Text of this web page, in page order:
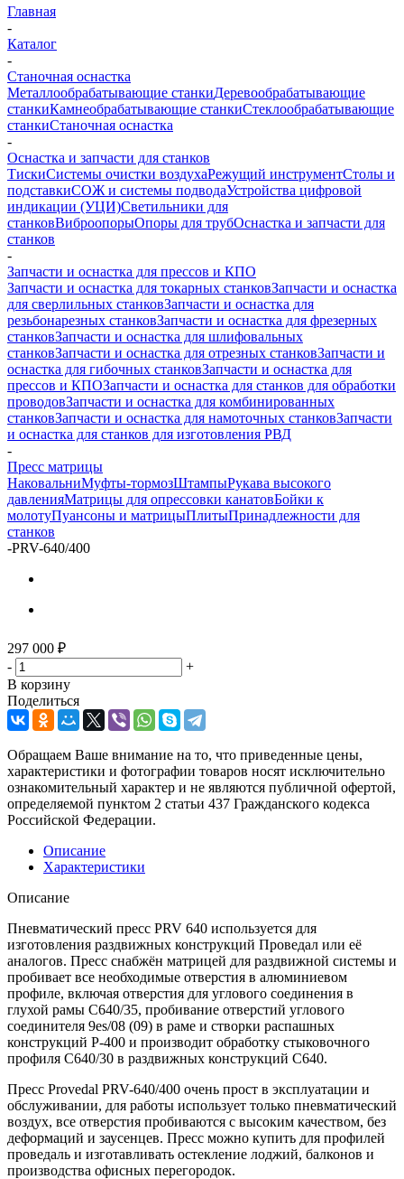
Главная
-
Каталог
-
Станочная оснастка
Металлообрабатывающие станкиДеревообрабатывающие
станкиКамнеобрабатывающие станкиСтеклообрабатывающие
станкиСтаночная оснастка
-
Оснастка и запчасти для станков
ТискиСистемы очистки воздухаРежущий инструментСтолы и
подставкиСОЖ и системы подводаУстройства цифровой
индикации (УЦИ)Светильники для
станковВиброопорыОпоры для трубОснастка и запчасти для
станков
-
Запчасти и оснастка для прессов и КПО
Запчасти и оснастка для токарных станковЗапчасти и оснастка
для сверлильных станковЗапчасти и оснастка для
резьбонарезных станковЗапчасти и оснастка для фрезерных
станковЗапчасти и оснастка для шлифовальных
станковЗапчасти и оснастка для отрезных станковЗапчасти и
оснастка для гибочных станковЗапчасти и оснастка для
прессов и КПОЗапчасти и оснастка для станков для обработки
проводовЗапчасти и оснастка для комбинированных
станковЗапчасти и оснастка для намоточных станковЗапчасти
и оснастка для станков для изготовления РВД
-
Пресс матрицы
НаковальниМуфты-тормозШтампыРукава высокого
давленияМатрицы для опрессовки канатовБойки к
молотуПуансоны и матрицыПлитыПринадлежности для
станков
-PRV-640/400
297 000 ₽
-
+
В корзину
Поделиться
Обращаем Ваше внимание на то, что приведенные цены,
характеристики и фотографии товаров носят исключительно
ознакомительный характер и не являются публичной офертой,
определяемой пунктом 2 статьи 437 Гражданского кодекса
Российской Федерации.
Описание
Характеристики
Описание
Пневматический пресс PRV 640 используется для
изготовления раздвижных конструкций Проведал или её
аналогов. Пресс снабжён матрицей для раздвижной системы и
пробивает все необходимые отверстия в алюминиевом
профиле, включая отверстия для углового соединения в
глухой рамы С640/35, пробивание отверстий углового
соединителя 9es/08 (09) в раме и створки распашных
конструкций Р-400 и производит обработку стыковочного
профиля С640/30 в раздвижных конструкций C640.
Пресс Provedal PRV-640/400 очень прост в эксплуатации и
обслуживании, для работы использует только пневматический
воздух, все отверстия пробиваются с высоким качеством, без
деформаций и заусенцев. Пресс можно купить для профилей
проведаль и изготавливать остекление лоджий, балконов и
производства офисных перегородок.